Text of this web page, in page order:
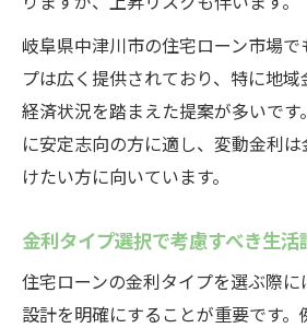
岐阜県中津川市の住宅ローン市場
プは広く提供されており、特に地
経済状況を踏まえた提案が多いで
に安定志向の方に適し、変動金利
けたい方に向いています。
金利タイプ選択で考慮すべき生活
住宅ローンの金利タイプを選ぶ際
設計を明確にすることが重要です